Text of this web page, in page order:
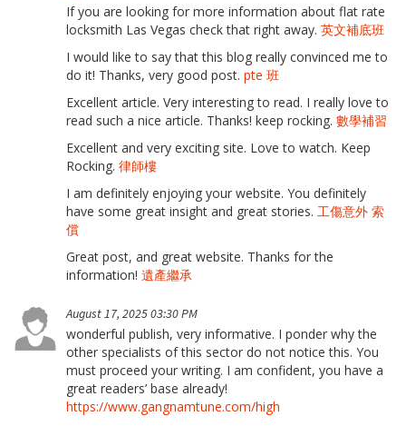
If you are looking for more information about flat rate
locksmith Las Vegas check that right away. 英文補底班
I would like to say that this blog really convinced me to
do it! Thanks, very good post. pte 班
Excellent article. Very interesting to read. I really love to
read such a nice article. Thanks! keep rocking. 數學補習
Excellent and very exciting site. Love to watch. Keep
Rocking. 律師樓
I am definitely enjoying your website. You definitely
have some great insight and great stories. 工傷意外 索
償
Great post, and great website. Thanks for the
information! 遺產繼承
August 17, 2025 03:30 PM
wonderful publish, very informative. I ponder why the
other specialists of this sector do not notice this. You
must proceed your writing. I am confident, you have a
great readers’ base already!
https://www.gangnamtune.com/high